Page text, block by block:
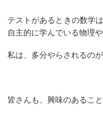
テストがあるときの数学
自主的に学んでいる物理
私は、多分やらされるの
皆さんも、興味のあるこ